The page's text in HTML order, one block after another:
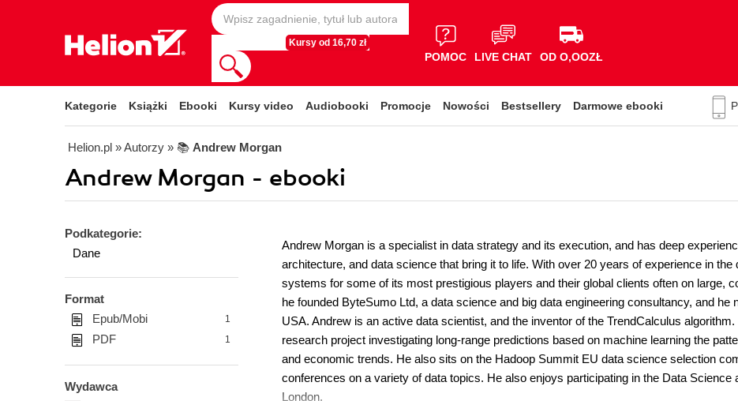
Kursy od 16,70 zł
POMOC LIVE CHAT OD O,OOZŁ
Kategorie Książki Ebooki Kursy video Audiobooki Promocje Nowości Bestsellery Darmowe ebooki
Helion.pl » Autorzy » 📚 Andrew Morgan
Andrew Morgan - ebooki
Podkategorie:
Dane
Format
Epub/Mobi
1
PDF 1
Wydawca
Andrew Morgan is a specialist in data strategy and its execution, and has deep
architecture, and data science that bring it to life. With over 20 years of experience in
systems for some of its most prestigious players and their global clients often on large,
he founded ByteSumo Ltd, a data science and big data engineering consultancy, and
USA. Andrew is an active data scientist, and the inventor of the TrendCalculus
research project investigating long-range predictions based on machine learning the
and economic trends. He also sits on the Hadoop Summit EU data science selection
conferences on a variety of data topics. He also enjoys participating in the Data
London.